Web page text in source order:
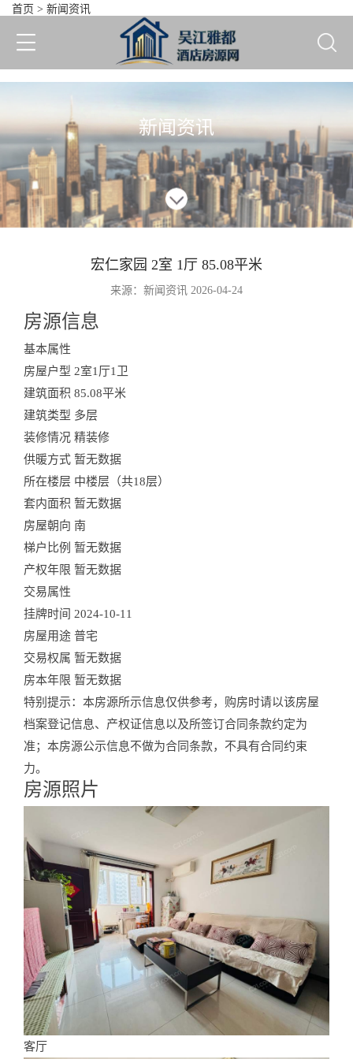
首页 > 新闻资讯
宏仁家园 2室 1厅 85.08平米
新闻资讯
宏仁家园 2室 1厅 85.08平米
来源：新闻资讯 2026-04-24
房源信息
Information
基本属性
房屋户型 2室1厅1卫
建筑面积 85.08平米
建筑类型 多层
装修情况 精装修
供暖方式 暂无数据
所在楼层 中楼层（共18层）
套内面积 暂无数据
房屋朝向 南
梯户比例 暂无数据
产权年限 暂无数据
交易属性
挂牌时间 2024-10-11
房屋用途 普宅
交易权属 暂无数据
房本年限 暂无数据
特别提示：本房源所示信息仅供参考，购房时请以该房屋
档案登记信息、产权证信息以及所签订合同条款约定为
准；本房源公示信息不做为合同条款，不具有合同约束
力。
房源照片
客厅